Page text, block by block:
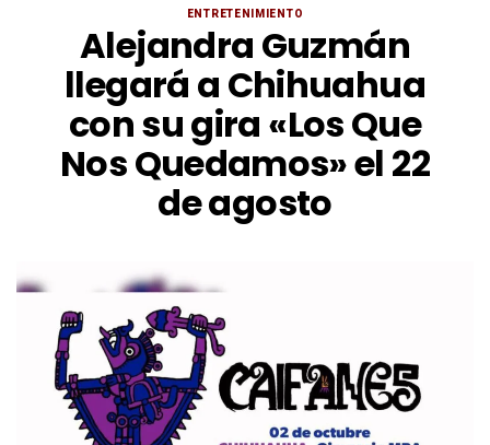
ENTRETENIMIENTO
Alejandra Guzmán
llegará a Chihuahua
con su gira «Los Que
Nos Quedamos» el 22
de agosto